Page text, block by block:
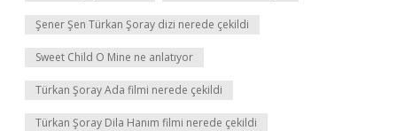
Şener Şen Türkan Şoray dizi nerede çekildi
Sweet Child O Mine ne anlatıyor
Türkan Şoray Ada filmi nerede çekildi
Türkan Şoray Dila Hanım filmi nerede çekildi